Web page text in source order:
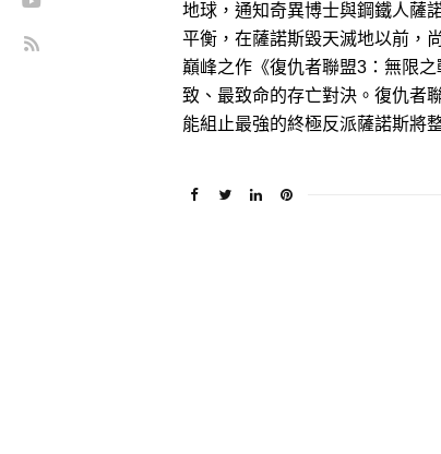
地球，通知奇異博士與鋼鐵人薩
平衡，在薩諾斯毀天滅地以前，
巔峰之作《復仇者聯盟3：無限
致、最致命的存亡對決。復仇者
能組止最強的終極反派薩諾斯將